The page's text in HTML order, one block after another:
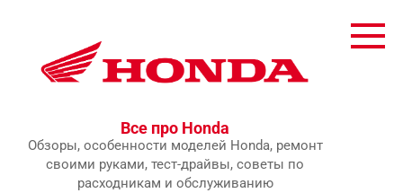
Все про Honda
Обзоры, особенности моделей Honda, ремонт
своими руками, тест-драйвы, советы по
расходникам и обслуживанию